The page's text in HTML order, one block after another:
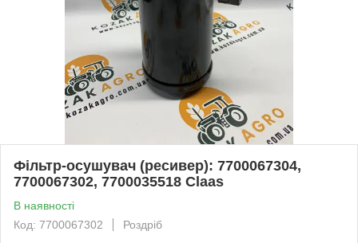
Фільтр-осушувач (ресивер): 7700067304,
7700067302, 7700035518 Claas
В наявності
Код: 7700067302
Роздріб